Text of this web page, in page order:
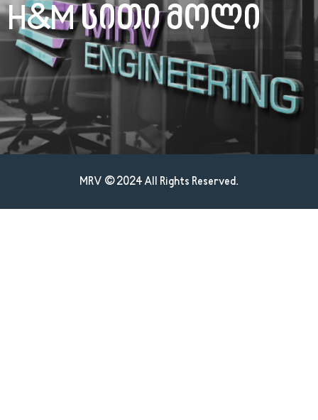
H&M Სითი Მოლი
MRV © 2024 All Rights Reserved.